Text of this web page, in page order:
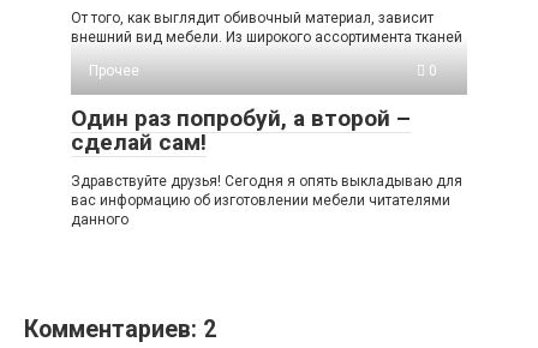
От того, как выглядит обивочный материал, зависит
внешний вид мебели. Из широкого ассортимента тканей
Прочее
0
Один раз попробуй, а второй –
сделай сам!
Здравствуйте друзья! Сегодня я опять выкладываю для
вас информацию об изготовлении мебели читателями
данного
Комментариев: 2